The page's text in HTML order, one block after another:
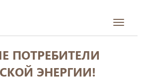
Toggle
ПОТРЕБИТЕЛИ
ЭНЕРГИИ!